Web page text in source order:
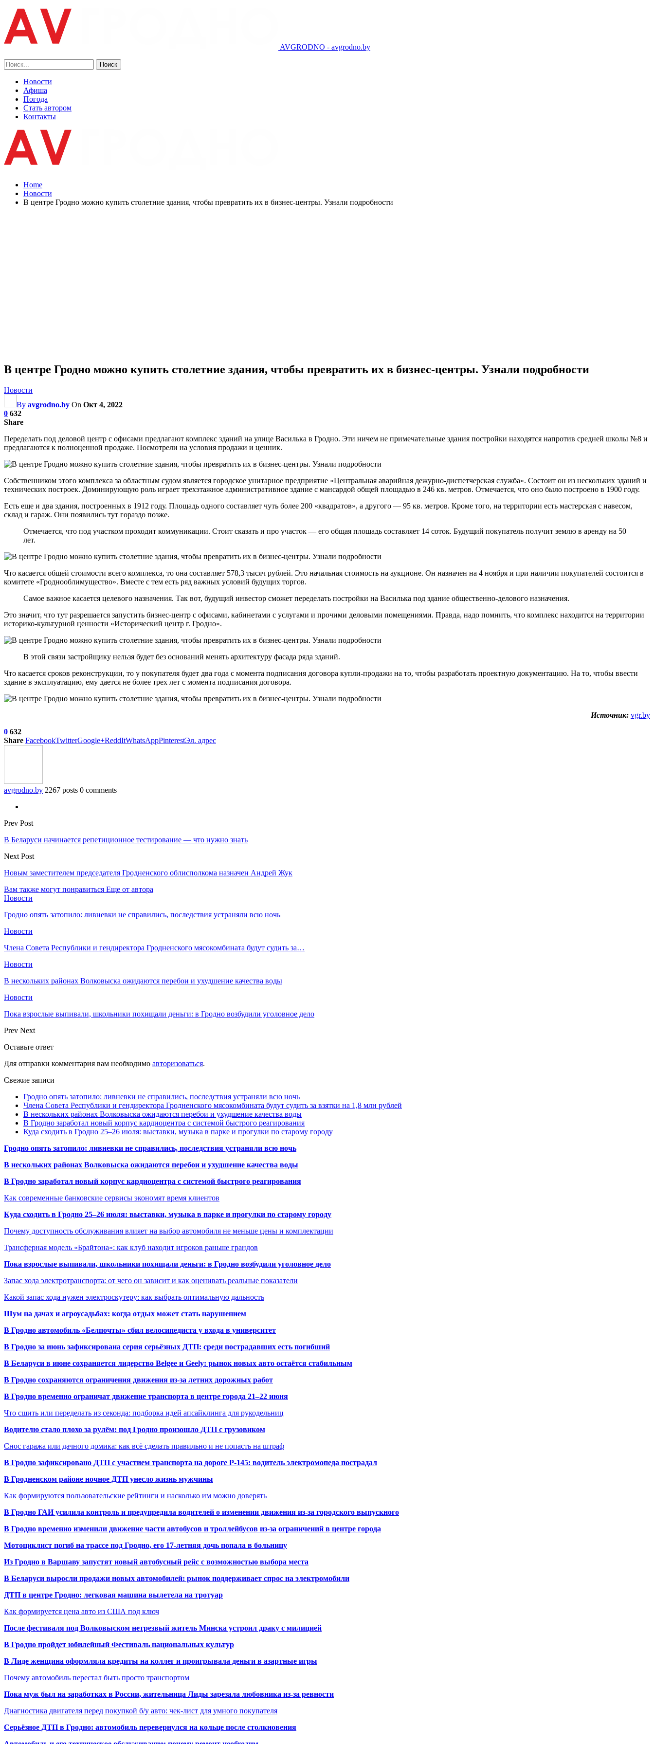
AVGRODNO - avgrodno.by
Новости
Афиша
Погода
Стать автором
Контакты
Home
Новости
В центре Гродно можно купить столетние здания, чтобы превратить их в бизнес-центры. Узнали подробности
В центре Гродно можно купить столетние здания, чтобы превратить их в бизнес-центры. Узнали подробности
Новости
By avgrodno.by On Окт 4, 2022
0 632
Share
Переделать под деловой центр с офисами предлагают комплекс зданий на улице Василька в Гродно. Эти ничем не примечательные здания постройки находятся напротив средней школы №8 и
предлагаются к полноценной продаже. Посмотрели на условия продажи и ценник.
Собственником этого комплекса за областным судом является городское унитарное предприятие «Центральная аварийная дежурно-диспетчерская служба». Состоит он из нескольких зданий и
технических построек. Доминирующую роль играет трехэтажное административное здание с мансардой общей площадью в 246 кв. метров. Отмечается, что оно было построено в 1900 году.
Есть еще и два здания, построенных в 1912 году. Площадь одного составляет чуть более 200 «квадратов», а другого — 95 кв. метров. Кроме того, на территории есть мастерская с навесом,
склад и гараж. Они появились тут гораздо позже.
Отмечается, что под участком проходит коммуникации. Стоит сказать и про участок — его общая площадь составляет 14 соток. Будущий покупатель получит землю в аренду на 50
лет.
Что касается общей стоимости всего комплекса, то она составляет 578,3 тысяч рублей. Это начальная стоимость на аукционе. Он назначен на 4 ноября и при наличии покупателей состоится в
комитете «Гроднооблимущество». Вместе с тем есть ряд важных условий будущих торгов.
Самое важное касается целевого назначения. Так вот, будущий инвестор сможет переделать постройки на Василька под здание общественно-делового назначения.
Это значит, что тут разрешается запустить бизнес-центр с офисами, кабинетами с услугами и прочими деловыми помещениями. Правда, надо помнить, что комплекс находится на территории
историко-культурной ценности «Исторический центр г. Гродно».
В этой связи застройщику нельзя будет без оснований менять архитектуру фасада ряда зданий.
Что касается сроков реконструкции, то у покупателя будет два года с момента подписания договора купли-продажи на то, чтобы разработать проектную документацию. На то, чтобы ввести
здание в эксплуатацию, ему дается не более трех лет с момента подписания договора.
Источник: vgr.by
0 632
Share FacebookTwitterGoogle+ReddItWhatsAppPinterestЭл. адрес
avgrodno.by 2267 posts 0 comments
Prev Post
В Беларуси начинается репетиционное тестирование — что нужно знать
Next Post
Новым заместителем председателя Гродненского облисполкома назначен Андрей Жук
Вам также могут понравиться Еще от автора
Новости
Гродно опять затопило: ливневки не справились, последствия устраняли всю ночь
Новости
Члена Совета Республики и гендиректора Гродненского мясокомбината будут судить за…
Новости
В нескольких районах Волковыска ожидаются перебои и ухудшение качества воды
Новости
Пока взрослые выпивали, школьники похищали деньги: в Гродно возбудили уголовное дело
Prev Next
Оставьте ответ
Для отправки комментария вам необходимо авторизоваться.
Свежие записи
Гродно опять затопило: ливневки не справились, последствия устраняли всю ночь
Члена Совета Республики и гендиректора Гродненского мясокомбината будут судить за взятки на 1,8 млн рублей
В нескольких районах Волковыска ожидаются перебои и ухудшение качества воды
В Гродно заработал новый корпус кардиоцентра с системой быстрого реагирования
Куда сходить в Гродно 25–26 июля: выставки, музыка в парке и прогулки по старому городу
Гродно опять затопило: ливневки не справились, последствия устраняли всю ночь
В нескольких районах Волковыска ожидаются перебои и ухудшение качества воды
В Гродно заработал новый корпус кардиоцентра с системой быстрого реагирования
Как современные банковские сервисы экономят время клиентов
Куда сходить в Гродно 25–26 июля: выставки, музыка в парке и прогулки по старому городу
Почему доступность обслуживания влияет на выбор автомобиля не меньше цены и комплектации
Трансферная модель «Брайтона»: как клуб находит игроков раньше грандов
Пока взрослые выпивали, школьники похищали деньги: в Гродно возбудили уголовное дело
Запас хода электротранспорта: от чего он зависит и как оценивать реальные показатели
Какой запас хода нужен электроскутеру: как выбрать оптимальную дальность
Шум на дачах и агроусадьбах: когда отдых может стать нарушением
В Гродно автомобиль «Белпочты» сбил велосипедиста у входа в университет
В Гродно за июнь зафиксирована серия серьёзных ДТП: среди пострадавших есть погибший
В Беларуси в июне сохраняется лидерство Belgee и Geely: рынок новых авто остаётся стабильным
В Гродно сохраняются ограничения движения из-за летних дорожных работ
В Гродно временно ограничат движение транспорта в центре города 21–22 июня
Что сшить или переделать из секонда: подборка идей апсайклинга для рукодельниц
Водителю стало плохо за рулём: под Гродно произошло ДТП с грузовиком
Снос гаража или дачного домика: как всё сделать правильно и не попасть на штраф
В Гродно зафиксировано ДТП с участием транспорта на дороге Р-145: водитель электромопеда пострадал
В Гродненском районе ночное ДТП унесло жизнь мужчины
Как формируются пользовательские рейтинги и насколько им можно доверять
В Гродно ГАИ усилила контроль и предупредила водителей о изменении движения из-за городского выпускного
В Гродно временно изменили движение части автобусов и троллейбусов из-за ограничений в центре города
Мотоциклист погиб на трассе под Гродно, его 17-летняя дочь попала в больницу
Из Гродно в Варшаву запустят новый автобусный рейс с возможностью выбора места
В Беларуси выросли продажи новых автомобилей: рынок поддерживает спрос на электромобили
ДТП в центре Гродно: легковая машина вылетела на тротуар
Как формируется цена авто из США под ключ
После фестиваля под Волковыском нетрезвый житель Минска устроил драку с милицией
В Гродно пройдет юбилейный Фестиваль национальных культур
В Лиде женщина оформляла кредиты на коллег и проигрывала деньги в азартные игры
Почему автомобиль перестал быть просто транспортом
Пока муж был на заработках в России, жительница Лиды зарезала любовника из-за ревности
Диагностика двигателя перед покупкой б/у авто: чек-лист для умного покупателя
Серьёзное ДТП в Гродно: автомобиль перевернулся на кольце после столкновения